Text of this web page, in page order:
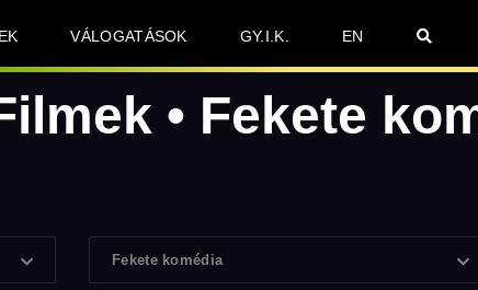
VÁLOGATÁSOK GY.I.K. EN
• Fekete
Fekete komédia